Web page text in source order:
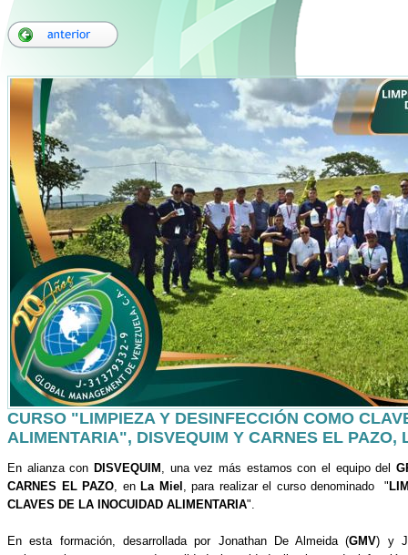
CURSO "LIMPIEZA Y DESINFECCIÓN COMO
ALIMENTARIA", DISVEQUIM Y CARNES EL PAZO,
En alianza con DISVEQUIM , una vez más estamos con el equipo del
CARNES EL PAZO , enLa Miel , para realizar el curso denominado "
CLAVES DE LA INOCUIDAD ALIMENTARIA".
En esta formación, desarrollada por Jonathan De Almeida (GMV) y